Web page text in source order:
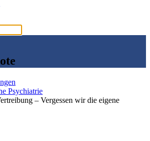
Psychiatrie
– Vergessen wir die eigene